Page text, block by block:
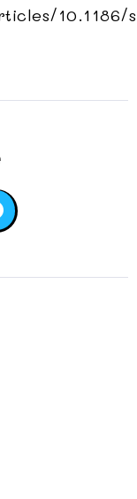
10.1186/